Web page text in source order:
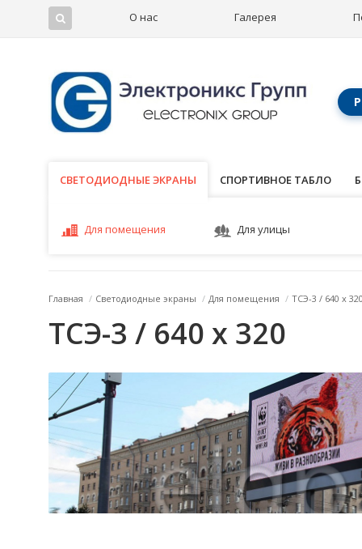
О нас Галерея
СВЕТОДИОДНЫЕ ЭКРАНЫ
СВЕТОДИОДНЫЕ ЭКРАНЫ СПОРТИВНОЕ ТАБЛО
Для помещения Для улицы
Главная / Светодиодные экраны / Для помещения / ТСЭ-3 / 640 x
ТСЭ-3 / 640 x 320